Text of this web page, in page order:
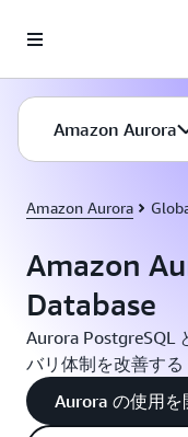
Amazon Aurora
Amazon Aurora
Amazon
Database
Aurora PostgreSQL
バリ体制を改善する
Aurora の使用を